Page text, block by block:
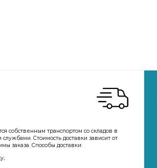
собственным транспортом со складов в
Стоимость доставки зависит от
заказа. Способы доставки: